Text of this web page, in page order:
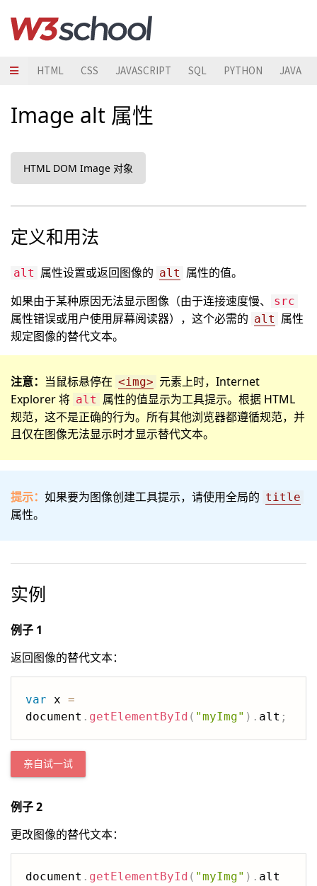
HTML CSS JAVASCRIPT SQL PYTHON JAVA
Image alt 属性
HTML DOM Image 对象
定义和用法
alt 属性设置或返回图像的 alt 属性的值。
如果由于某种原因无法显示图像（由于连接速度慢、
src
属性错误或用户使用屏幕阅读器），这个必需的 alt 属性
规定图像的替代文本。
注意： 当鼠标悬停在 <img> 元素上时，Internet
Explorer 将 alt 属性的值显示为工具提示。根据 HTML
规范，这不是正确的行为。所有其他浏览器都遵循规范，并
且仅在图像无法显示时才显示替代文本。
提示： 如果要为图像创建工具提示，请使用全局的 title
属性。
实例
例子 1
返回图像的替代文本：
var x =
document . getElementById ( "myImg" ) . alt ;
亲自试一试
例子 2
更改图像的替代文本：
document . getElementById ( "myImg" ) .